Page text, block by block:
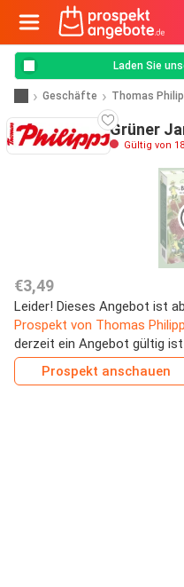
Laden Sie
Geschäfte Thomas
Grüner
Gültig von
€3,49
Leider! Dieses Angebot ist
Prospekt von Thomas
derzeit ein Angebot gültig
Prospekt anschauen